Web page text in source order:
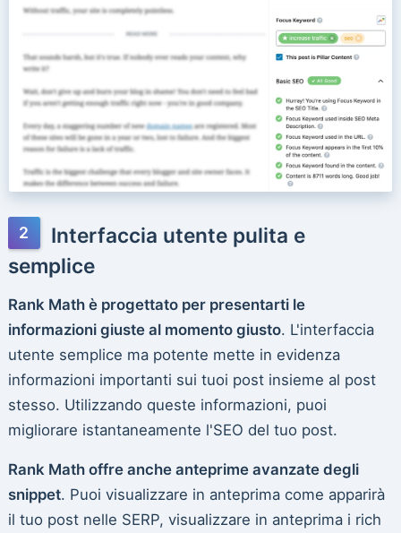
Interfaccia utente pulita e
semplice
Rank Math è progettato per presentarti le
informazioni giuste al momento giusto. L'interfaccia
utente semplice ma potente mette in evidenza
informazioni importanti sui tuoi post insieme al post
stesso. Utilizzando queste informazioni, puoi
migliorare istantaneamente l'SEO del tuo post.
Rank Math offre anche anteprime avanzate degli
snippet. Puoi visualizzare in anteprima come apparirà
il tuo post nelle SERP, visualizzare in anteprima i rich